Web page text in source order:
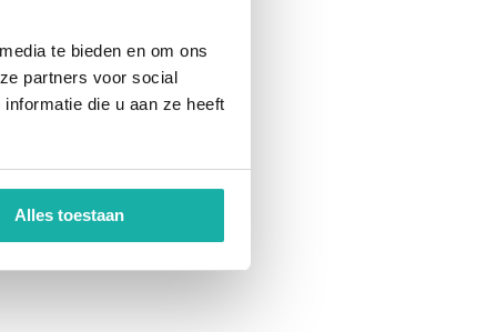
te bieden en om ons
partners voor social
die u aan ze heeft
Alles toestaan